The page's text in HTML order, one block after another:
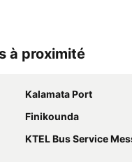
à proximité
Kalamata Port
Finikounda
KTEL Bus Service